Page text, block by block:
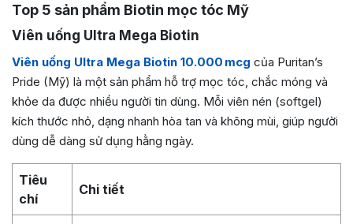
Top 5 sản phẩm Biotin mọc tóc Mỹ
Viên uống Ultra Mega Biotin
Viên uống Ultra Mega Biotin 10.000 mcg của Puritan’s
Pride (Mỹ) là một sản phẩm hỗ trợ mọc tóc, chắc móng và
khỏe da được nhiều người tin dùng. Mỗi viên nén (softgel)
kích thước nhỏ, dạng nhanh hòa tan và không mùi, giúp người
dùng dễ dàng sử dụng hằng ngày.
Tiêu
chí
Chi tiết